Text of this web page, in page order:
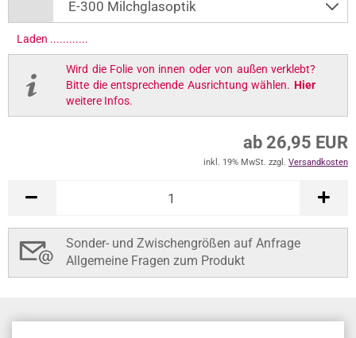
Laden .............
Wird die Folie von innen oder von außen verklebt?
Bitte die entsprechende Ausrichtung wählen. Hier
weitere Infos.
ab 26,95 EUR
inkl. 19% MwSt. zzgl. Versandkosten
Sonder- und Zwischengrößen auf Anfrage
Allgemeine Fragen zum Produkt